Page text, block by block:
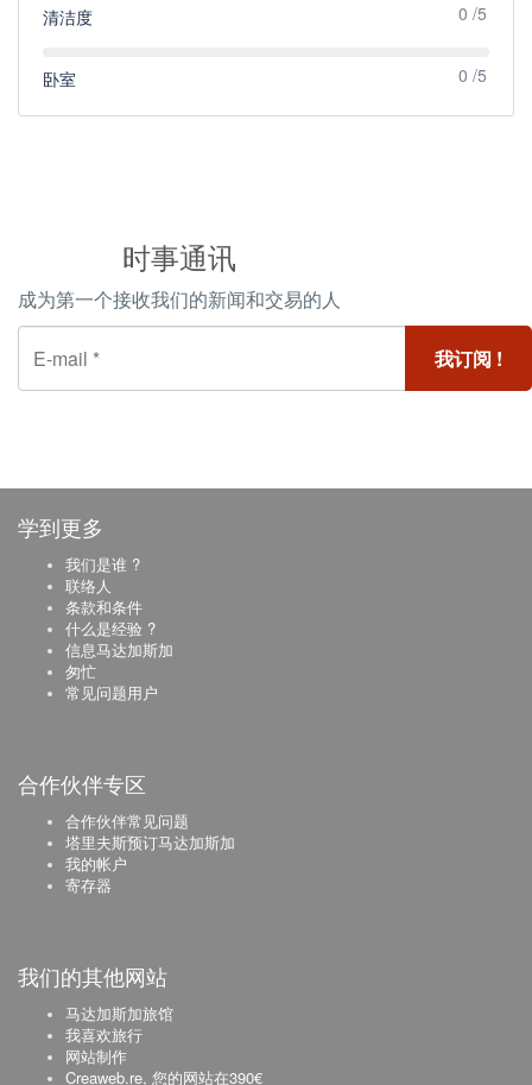
清洁度 0 /5
卧室 0 /5
时事通讯
成为第一个接收我们的新闻和交易的人
学到更多
我们是谁 ?
联络人
条款和条件
什么是经验 ?
信息马达加斯加
匆忙
常见问题用户
合作伙伴专区
合作伙伴常见问题
塔里夫斯预订马达加斯加
我的帐户
寄存器
我们的其他网站
马达加斯加旅馆
我喜欢旅行
网站制作
Creaweb.re, 您的网站在390€